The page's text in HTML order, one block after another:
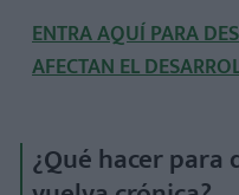
ENTRA AQUÍ PARA
AFECTAN EL
¿Qué hacer